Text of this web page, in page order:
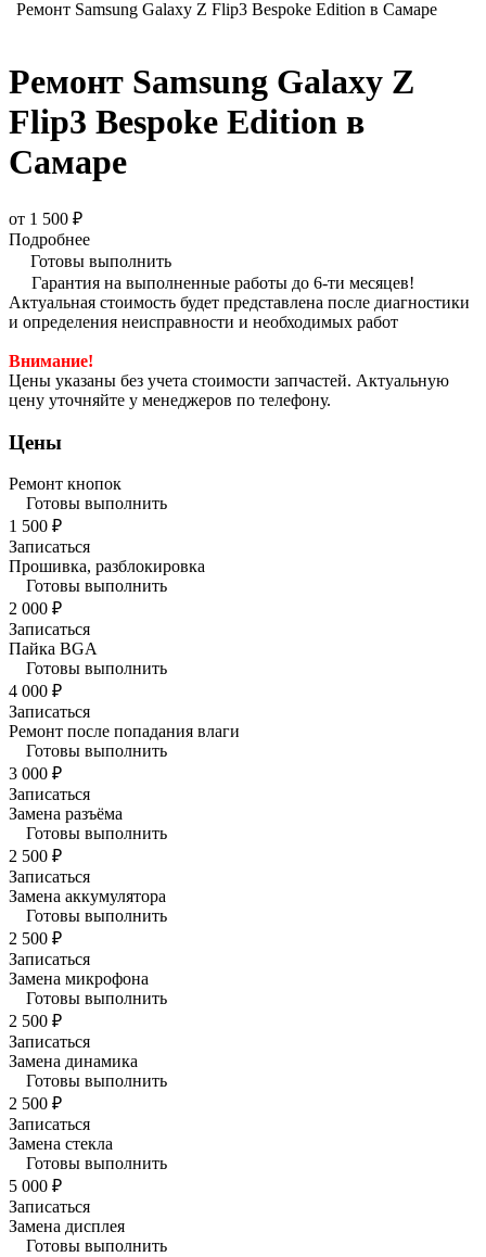
Ремонт Samsung Galaxy Z Flip3 Bespoke Edition в Самаре
Ремонт Samsung Galaxy Z
Flip3 Bespoke Edition в
Самаре
от 1 500 ₽
Подробнее
Готовы выполнить
Гарантия на выполненные работы до 6-ти месяцев!
Актуальная стоимость будет представлена после диагностики
и определения неисправности и необходимых работ
Внимание!
Цены указаны без учета стоимости запчастей. Актуальную
цену уточняйте у менеджеров по телефону.
Цены
Ремонт кнопок
Готовы выполнить
1 500 ₽
Записаться
Прошивка, разблокировка
Готовы выполнить
2 000 ₽
Записаться
Пайка BGA
Готовы выполнить
4 000 ₽
Записаться
Ремонт после попадания влаги
Готовы выполнить
3 000 ₽
Записаться
Замена разъёма
Готовы выполнить
2 500 ₽
Записаться
Замена аккумулятора
Готовы выполнить
2 500 ₽
Записаться
Замена микрофона
Готовы выполнить
2 500 ₽
Записаться
Замена динамика
Готовы выполнить
2 500 ₽
Записаться
Замена стекла
Готовы выполнить
5 000 ₽
Записаться
Замена дисплея
Готовы выполнить